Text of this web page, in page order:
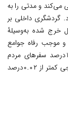
می‌کند و مدتی را به
. گردشگری داخلی بر
خرج شده به‌وسیلۀ
و موجب رفاه جوامع
بومی می‌شود. آمارها نشان می‌دهد که نزدیک ۱۰۰درصد سفرهای مردم
ایران در سال ۱۴۰۰ داخلی بوده و سهم سفرهای خارجی کمتر از ۰.۰۲درصد